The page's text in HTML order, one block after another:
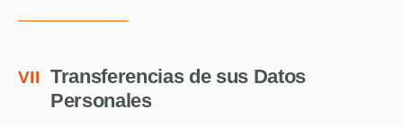
VII
Transferencias de sus Datos
Personales